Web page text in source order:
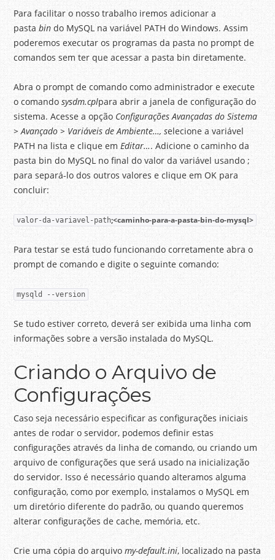
Para facilitar o nosso trabalho iremos adicionar a
pastabin do MySQL na variável PATH do Windows. Assim
poderemos executar os programas da pasta no prompt de
comandos sem ter que acessar a pasta bin diretamente.
Abra o prompt de comando como administrador e execute
o comandosysdm.cplpara abrir a janela de configuração do
sistema. Acesse a opçãoConfigurações Avançadas do Sistema
> Avançado > Variáveis de Ambiente…, selecione a variável
PATH na lista e clique emEditar…. Adicione o caminho da
pasta bin do MySQL no final do valor da variável usando ;
para separá-lo dos outros valores e clique em OK para
concluir:
valor-da-variavel-path;<caminho-para-a-pasta-bin-do-mysql>
Para testar se está tudo funcionando corretamente abra o
prompt de comando e digite o seguinte comando:
mysqld --version
Se tudo estiver correto, deverá ser exibida uma linha com
informações sobre a versão instalada do MySQL.
Criando o Arquivo de
Configurações
Caso seja necessário especificar as configurações iniciais
antes de rodar o servidor, podemos definir estas
configurações através da linha de comando, ou criando um
arquivo de configurações que será usado na inicialização
do servidor. Isso é necessário quando alteramos alguma
configuração, como por exemplo, instalamos o MySQL em
um diretório diferente do padrão, ou quando queremos
alterar configurações de cache, memória, etc.
Crie uma cópia do arquivomy-default.ini, localizado na pasta